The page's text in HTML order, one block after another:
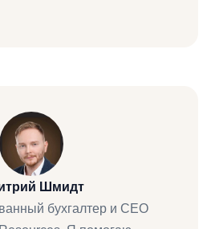
Шмидт
бухгалтер и CEO